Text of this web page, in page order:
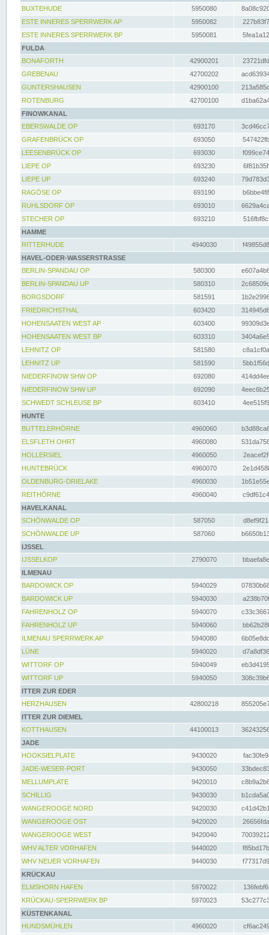
BUXTEHUDE
5950080
ESTE INNERES SPERRWERK AP
5950082
ESTE INNERES SPERRWERK BP
5950081
FULDA
BONAFORTH
42900201
GREBENAU
42700202
GUNTERSHAUSEN
42900100
ROTENBURG
42700100
FINOWKANAL
EBERSWALDE OP
693170
GRAFENBRÜCK OP
693050
LEESENBRÜCK OP
693030
LIEPE OP
693230
LIEPE UP
693240
RAGÖSE OP
693190
RUHLSDORF OP
693010
STECHER OP
693210
HAMME
RITTERHUDE
4940030
HAVEL-ODER-WASSERSTRASSE
BERLIN-SPANDAU OP
580300
BERLIN-SPANDAU UP
580310
BORGSDORF
581591
FRIEDRICHSTHAL
603420
HOHENSAATEN WEST AP
603400
HOHENSAATEN WEST BP
603310
LEHNITZ OP
581580
LEHNITZ UP
581590
NIEDERFINOW SHW OP
692080
NIEDERFINOW SHW UP
692090
SCHWEDT SCHLEUSE BP
603410
HUNTE
BUTTELERHÖRNE
4960060
ELSFLETH OHRT
4960080
HOLLERSIEL
4960050
HUNTEBRÜCK
4960070
OLDENBURG-DRIELAKE
4960030
REITHÖRNE
4960040
HAVELKANAL
SCHÖNWALDE OP
587050
SCHÖNWALDE UP
587060
IJSSEL
IJSSELKOP
2790070
ILMENAU
BARDOWICK OP
5940029
BARDOWICK UP
5940030
FAHRENHOLZ OP
5940070
FAHRENHOLZ UP
5940060
ILMENAU SPERRWERK AP
5940080
LÜNE
5940020
WITTORF OP
5940049
WITTORF UP
5940050
ITTER ZUR EDER
HERZHAUSEN
42800218
ITTER ZUR DIEMEL
KOTTHAUSEN
44100013
JADE
HOOKSIELPLATE
9430020
JADE-WESER-PORT
9430050
MELLUMPLATE
9420010
SCHILLIG
9430030
WANGEROOGE NORD
9420030
WANGEROOGE OST
9420020
WANGEROOGE WEST
9420040
WHV ALTER VORHAFEN
9440020
WHV NEUER VORHAFEN
9440030
KRÜCKAU
ELMSHORN HAFEN
5970022
KRÜCKAU-SPERRWERK BP
5970023
KÜSTENKANAL
HUNDSMÜHLEN
4960020